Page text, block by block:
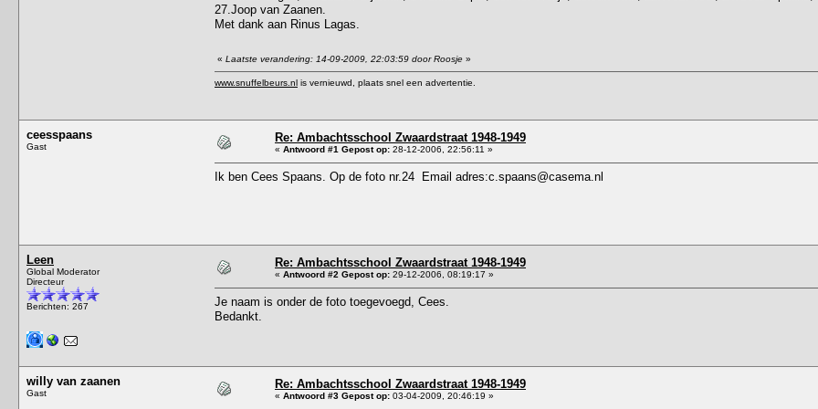
27.Joop van Zaanen.
Met dank aan Rinus Lagas.
« Laatste verandering: 14-09-2009, 22:03:59 door Roosje »
www.snuffelbeurs.nl is vernieuwd, plaats snel een advertentie.
ceesspaans
Gast
Re: Ambachtsschool Zwaardstraat 1948-1949
« Antwoord #1 Gepost op: 28-12-2006, 22:56:11 »
Ik ben Cees Spaans. Op de foto nr.24 Email adres:c.spaans@casema.nl
Leen
Global Moderator
Directeur
Berichten: 267
Re: Ambachtsschool Zwaardstraat 1948-1949
« Antwoord #2 Gepost op: 29-12-2006, 08:19:17 »
Je naam is onder de foto toegevoegd, Cees.
Bedankt.
willy van zaanen
Gast
Re: Ambachtsschool Zwaardstraat 1948-1949
« Antwoord #3 Gepost op: 03-04-2009, 20:46:19 »